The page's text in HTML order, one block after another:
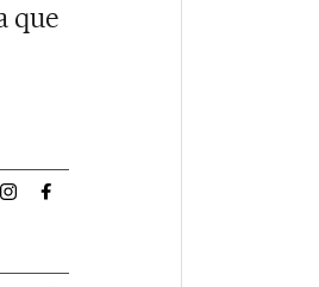
que
El País Brasil en Twitter
Opiniao El País Brasil en Instagram
Opiniao El País Brasil en Facebook